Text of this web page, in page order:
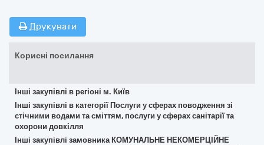
Друкувати
Корисні посилання
Інші закупівлі в регіоні м. Київ
Інші закупівлі в категорії Послуги у сферах поводження зі
стічними водами та сміттям, послуги у сферах санітарії та
охорони довкілля
Інші закупівлі замовника КОМУНАЛЬНЕ НЕКОМЕРЦІЙНЕ